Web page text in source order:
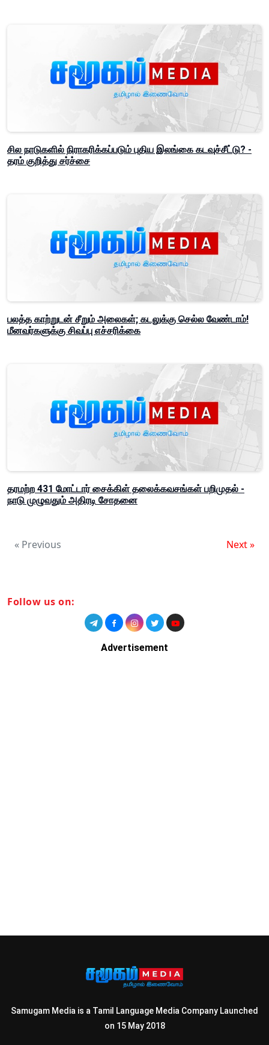
சில நாடுகளில் நிராகரிக்கப்படும் புதிய இலங்கை கடவுச்சீட்டு? -
தரம் குறித்து சர்ச்சை
பலத்த காற்றுடன் சீறும் அலைகள்; கடலுக்கு செல்ல வேண்டாம்!
மீனவர்களுக்கு சிவப்பு எச்சரிக்கை
தரமற்ற 431 மோட்டார் சைக்கிள் தலைக்கவசங்கள் பறிமுதல் -
நாடு முழுவதும் அதிரடி சோதனை
« Previous Next »
Follow us on:
Advertisement
Samugam Media is a Tamil Language Media Company Launched
on 15 May 2018